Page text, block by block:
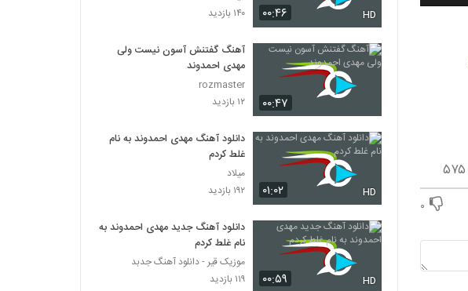
۰
۰۰:۴۶ HD
۱۴۰ بازدید
۰۰:۴۷
آهنگ گفتنش آسون نیست ولی
مهدی احمدوند
rozmaster
۱۲ بازدید
۰۱:۰۲ HD
دانلود آهنگ مهدی احمدوند به نام
غلط کردم
میلاد
۱۹۲ بازدید
۰۰:۵۹ HD
دانلود آهنگ جدید مهدی احمدوند به
نام غلط کردم
موزیک قیر - دانلود آهنگ جدبد
۱۱۹ بازدید